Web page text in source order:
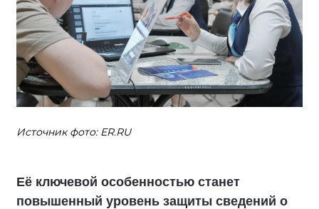
Источник фото: ER.RU
Её ключевой особенностью станет
повышенный уровень защиты сведений о